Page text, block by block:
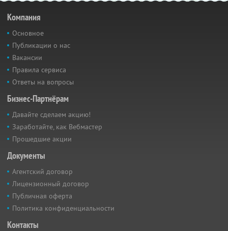
Компания
Основное
Публикации о нас
Вакансии
Правила сервиса
Ответы на вопросы
Бизнес-Партнёрам
Давайте сделаем акцию!
Заработайте, как Вебмастер
Прошедшие акции
Документы
Агентский договор
Лицензионный договор
Публичная оферта
Политика конфиденциальности
Контакты